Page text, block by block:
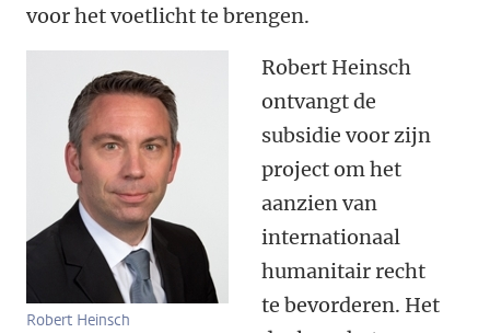
voor het voetlicht te brengen.
Robert Heinsch
Robert Heinsch
ontvangt de
subsidie voor zijn
project om het
aanzien van
internationaal
humanitair recht
te bevorderen. Het